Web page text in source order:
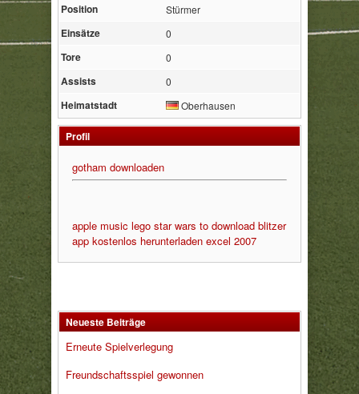
Position Stürmer
Einsätze 0
Tore 0
Assists 0
Heimatstadt Oberhausen
Profil
gotham downloaden
apple music lego star wars to download blitzer
app kostenlos herunterladen excel 2007
Neueste Beiträge
Erneute Spielverlegung
Freundschaftsspiel gewonnen